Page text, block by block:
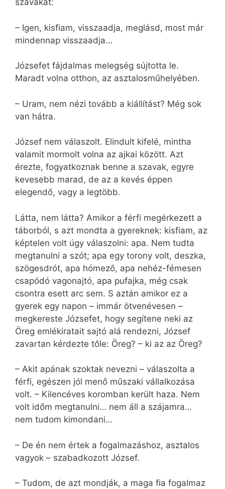
szavakat:
– Igen, kisfiam, visszaadja, meglásd, most már
mindennap visszaadja…
Józsefet fájdalmas melegség sújtotta le.
Maradt volna otthon, az asztalosműhelyében.
– Uram, nem nézi tovább a kiállítást? Még sok
van hátra.
József nem válaszolt. Elindult kifelé, mintha
valamit mormolt volna az ajkai között. Azt
érezte, fogyatkoznak benne a szavak, egyre
kevesebb marad, de az a kevés éppen
elegendő, vagy a legtöbb.
Látta, nem látta? Amikor a férfi megérkezett a
táborból, s azt mondta a gyereknek: kisfiam, az
képtelen volt úgy válaszolni: apa. Nem tudta
megtanulni a szót; apa egy torony volt, deszka,
szögesdrót, apa hómező, apa nehéz-fémesen
csapódó vagonajtó, apa pufajka, még csak
csontra esett arc sem. S aztán amikor ez a
gyerek egy napon – immár ötvenévesen –
megkereste Józsefet, hogy segítene neki az
Öreg emlékiratait sajtó alá rendezni, József
zavartan kérdezte tőle: Öreg? – ki az az Öreg?
– Akit apának szoktak nevezni – válaszolta a
férfi, egészen jól menő műszaki vállalkozása
volt. – Kilencéves koromban került haza. Nem
volt időm megtanulni… nem áll a szájamra…
nem tudom kimondani…
– De én nem értek a fogalmazáshoz, asztalos
vagyok – szabadkozott József.
– Tudom, de azt mondják, a maga fia fogalmaz